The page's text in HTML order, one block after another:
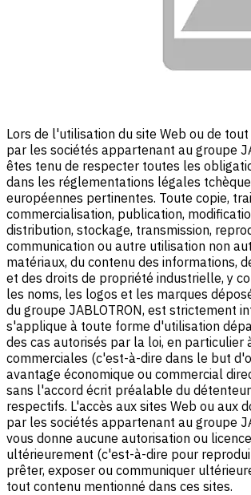
Lors de l'utilisation du site Web ou de
par les sociétés appartenant au groupe
êtes tenu de respecter toutes les
dans les réglementations légales
européennes pertinentes. Toute copie,
commercialisation, publication,
distribution, stockage, transmission,
communication ou autre utilisation non
matériaux, du contenu des informations,
et des droits de propriété industrielle, y
les noms, les logos et les marques
du groupe JABLOTRON, est strictement
s'applique à toute forme d'utilisation
des cas autorisés par la loi, en particulier
commerciales (c'est-à-dire dans le but
avantage économique ou commercial
sans l'accord écrit préalable du
respectifs. L'accès aux sites Web ou aux
par les sociétés appartenant au groupe
vous donne aucune autorisation ou
ultérieurement (c'est-à-dire pour
prêter, exposer ou communiquer
tout contenu mentionné dans ces sites.